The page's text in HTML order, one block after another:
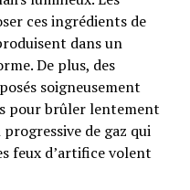
ces ingrédients de
dans un
De plus, des
soigneusement
pour brûler lentement
de gaz qui
feux d’artifice volent